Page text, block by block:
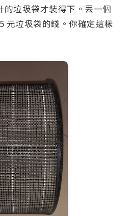
的垃圾袋才裝得下。丟一個
元垃圾袋的錢。你確定這樣